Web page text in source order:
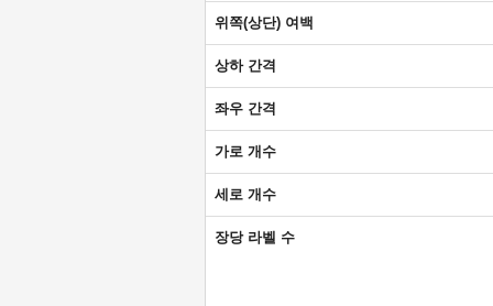
위쪽(상단) 여백
상하 간격
좌우 간격
가로 개수
세로 개수
장당 라벨 수